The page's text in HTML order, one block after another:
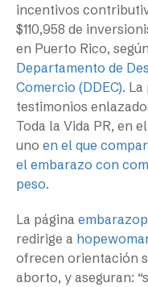
incentivos
$110,958 de
en Puerto Rico, según
Departamento de
Comercio (DDEC).
testimonios
Toda la Vida PR, en
uno en el que
el embarazo con
peso.
La página
redirige a
ofrecen orientación
aborto, y aseguran: